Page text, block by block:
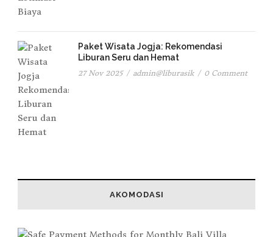
Paket Wisata Jogja: Rekomendasi
Liburan Seru dan Hemat
27 Nov 2025 / admin@liburasik / 0 Comment
AKOMODASI